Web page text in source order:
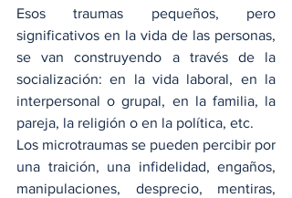
Esos traumas pequeños, pero
significativos en la vida de las personas,
se van construyendo a través de la
socialización: en la vida laboral, en la
interpersonal o grupal, en la familia, la
pareja, la religión o en la política, etc.
Los microtraumas se pueden percibir por
una traición, una infidelidad, engaños,
manipulaciones, desprecio, mentiras,